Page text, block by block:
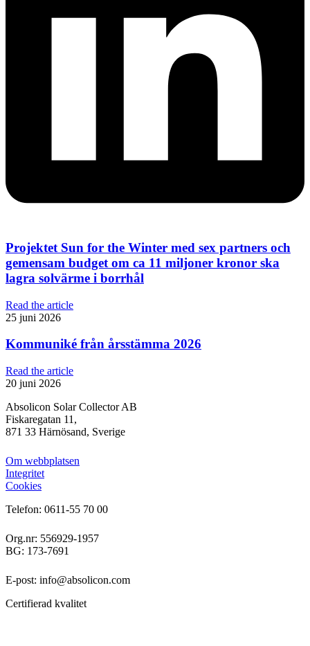
Projektet Sun for the Winter med sex partners och
gemensam budget om ca 11 miljoner kronor ska
lagra solvärme i borrhål
Read the article
25 juni 2026
Kommuniké från årsstämma 2026
Read the article
20 juni 2026
Absolicon Solar Collector AB
Fiskaregatan 11,
871 33 Härnösand, Sverige
Om webbplatsen
Integritet
Cookies
Telefon: 0611-55 70 00
Org.nr: 556929-1957
BG: 173-7691
E-post: info@absolicon.com
Certifierad kvalitet